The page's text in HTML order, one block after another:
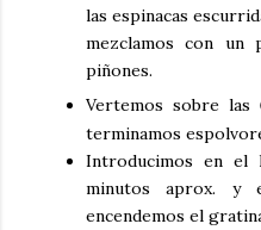
las espinacas
mezclamos con un
piñones.
Vertemos sobre las
terminamos
Introducimos en el
minutos aprox. y
encendemos el